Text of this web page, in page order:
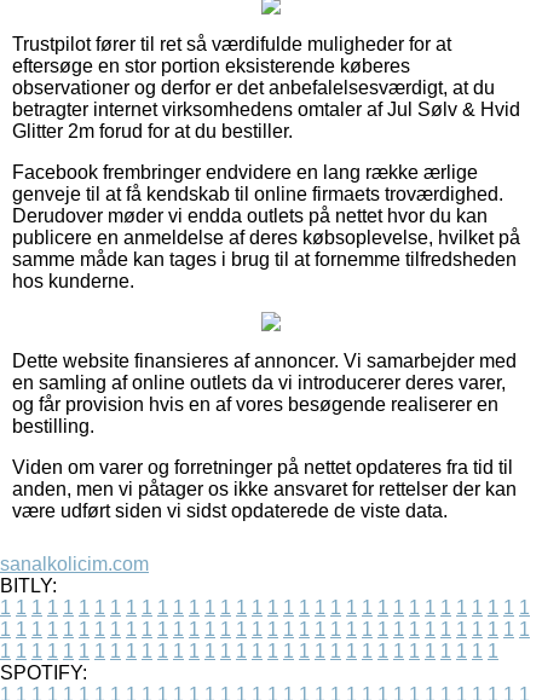
Trustpilot fører til ret så værdifulde muligheder for at
eftersøge en stor portion eksisterende køberes
observationer og derfor er det anbefalelsesværdigt, at du
betragter internet virksomhedens omtaler af Jul Sølv & Hvid
Glitter 2m forud for at du bestiller.
Facebook frembringer endvidere en lang række ærlige
genveje til at få kendskab til online firmaets troværdighed.
Derudover møder vi endda outlets på nettet hvor du kan
publicere en anmeldelse af deres købsoplevelse, hvilket på
samme måde kan tages i brug til at fornemme tilfredsheden
hos kunderne.
Dette website finansieres af annoncer. Vi samarbejder med
en samling af online outlets da vi introducerer deres varer,
og får provision hvis en af vores besøgende realiserer en
bestilling.
Viden om varer og forretninger på nettet opdateres fra tid til
anden, men vi påtager os ikke ansvaret for rettelser der kan
være udført siden vi sidst opdaterede de viste data.
sanalkolicim.com
BITLY:
1 1 1 1 1 1 1 1 1 1 1 1 1 1 1 1 1 1 1 1 1 1 1 1 1 1 1 1 1 1 1 1 1 1
1 1 1 1 1 1 1 1 1 1 1 1 1 1 1 1 1 1 1 1 1 1 1 1 1 1 1 1 1 1 1 1 1 1
1 1 1 1 1 1 1 1 1 1 1 1 1 1 1 1 1 1 1 1 1 1 1 1 1 1 1 1 1 1 1 1
SPOTIFY:
1 1 1 1 1 1 1 1 1 1 1 1 1 1 1 1 1 1 1 1 1 1 1 1 1 1 1 1 1 1 1 1 1 1